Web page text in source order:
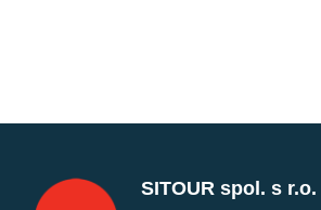
SITOUR spol. s r.o.